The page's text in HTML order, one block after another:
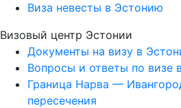
Виза невесты в Эстонию
Визовый центр Эстонии
Документы на визу в
Вопросы и ответы по визе
Граница Нарва —
пересечения